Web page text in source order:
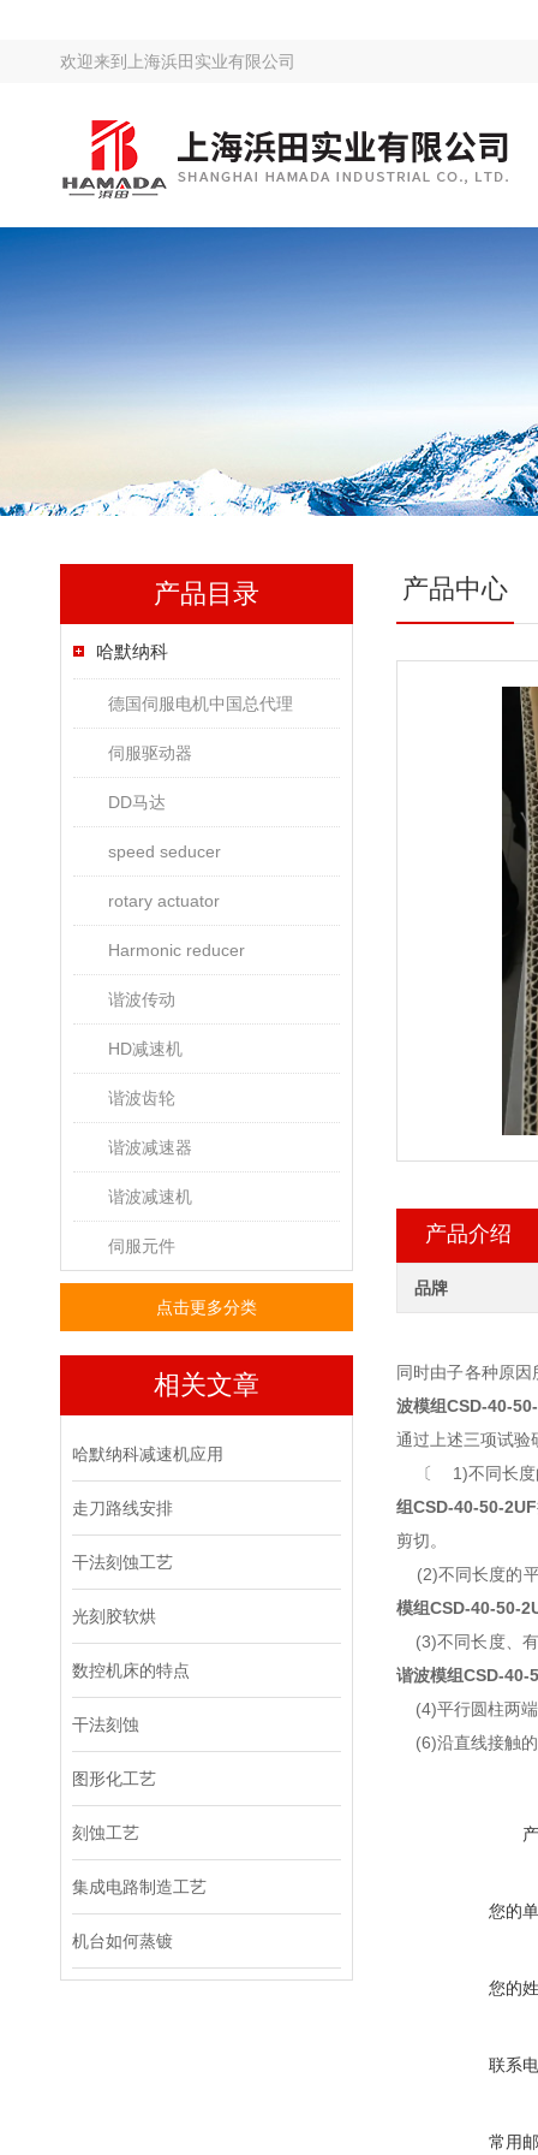
欢迎来到 上海浜田实业有限公司
产品目录
哈默纳科
德国伺服电机中国总代理
伺服驱动器
DD马达
speed seducer
rotary actuator
Harmonic reducer
谐波传动
HD减速机
谐波齿轮
谐波减速器
谐波减速机
伺服元件
点击更多分类
相关文章
哈默纳科减速机应用
走刀路线安排
干法刻蚀工艺
光刻胶软烘
数控机床的特点
干法刻蚀
图形化工艺
刻蚀工艺
集成电路制造工艺
机台如何蒸镀
产品中心
产品介绍
品牌
同时由子各种原
波模组CSD-40-
通过上述三项试验
〔 1)不同长度的
组CSD-40-50-2UF
剪切。
(2)不同长度的平
模组CSD-40-50-
(3)不同长度、有
谐波模组CSD-40-
(4)平行圆柱两端
(6)沿直线接触的
您的
您的
联系
常用